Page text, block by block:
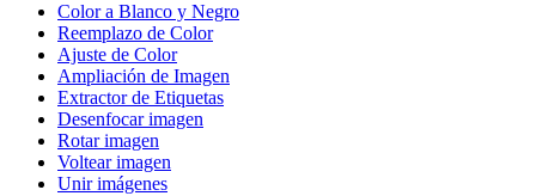
Color a Blanco y Negro
Reemplazo de Color
Ajuste de Color
Ampliación de Imagen
Extractor de Etiquetas
Desenfocar imagen
Rotar imagen
Voltear imagen
Unir imágenes